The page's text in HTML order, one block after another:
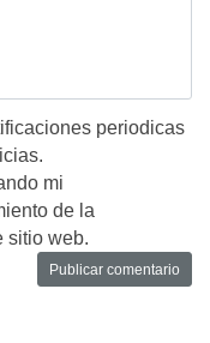
periodicas
mi
de la
sitio web.